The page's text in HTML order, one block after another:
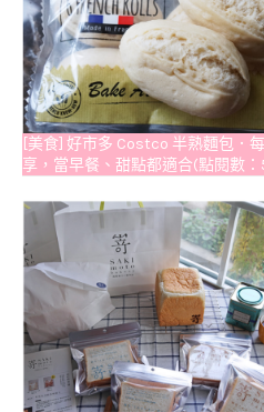
[美食] 好市多 Costco 半熟麵包．
享，當早餐、甜點都適合(點閱數